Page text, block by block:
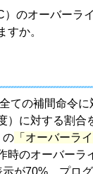
）のオーバーラ
すか。
ての補間命令に
に対する割合
の「オーバーラ
時のオーバーラ
が70%、プロ